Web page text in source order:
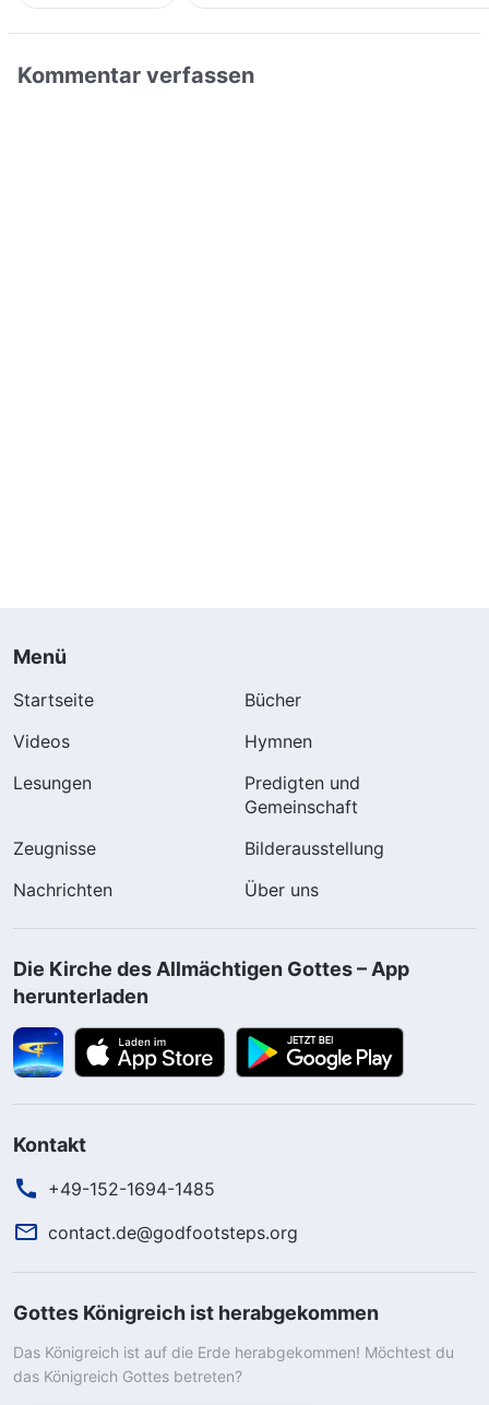
Kommentar verfassen
Menü
Startseite
Bücher
Videos
Hymnen
Lesungen
Predigten und
Gemeinschaft
Zeugnisse
Bilderausstellung
Nachrichten
Über uns
Die Kirche des Allmächtigen Gottes – App
herunterladen
Kontakt
+49-152-1694-1485
contact.de@godfootsteps.org
Gottes Königreich ist herabgekommen
Das Königreich ist auf die Erde herabgekommen! Möchtest du
das Königreich Gottes betreten?